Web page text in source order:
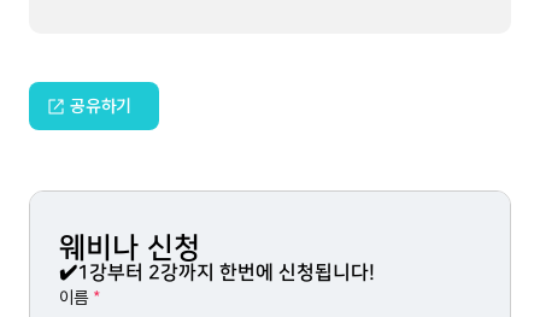
공유하기
웨비나 신청
✔️1강부터 2강까지 한번에 신청됩니다!
이름 *